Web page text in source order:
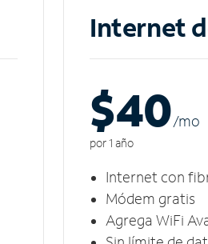
Internet
$40/mo
por 1 año
Internet con
Módem gratis
Agrega WiFi